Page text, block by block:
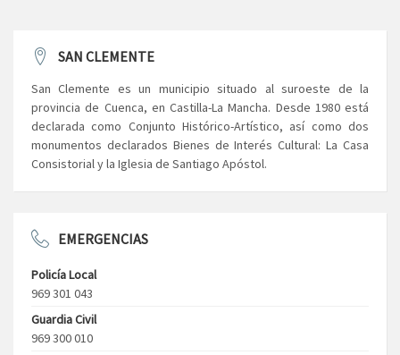
SAN CLEMENTE
San Clemente es un municipio situado al suroeste de la
provincia de Cuenca, en Castilla-La Mancha. Desde 1980 está
declarada como Conjunto Histórico-Artístico, así como dos
monumentos declarados Bienes de Interés Cultural: La Casa
Consistorial y la Iglesia de Santiago Apóstol.
EMERGENCIAS
Policía Local
969 301 043
Guardia Civil
969 300 010